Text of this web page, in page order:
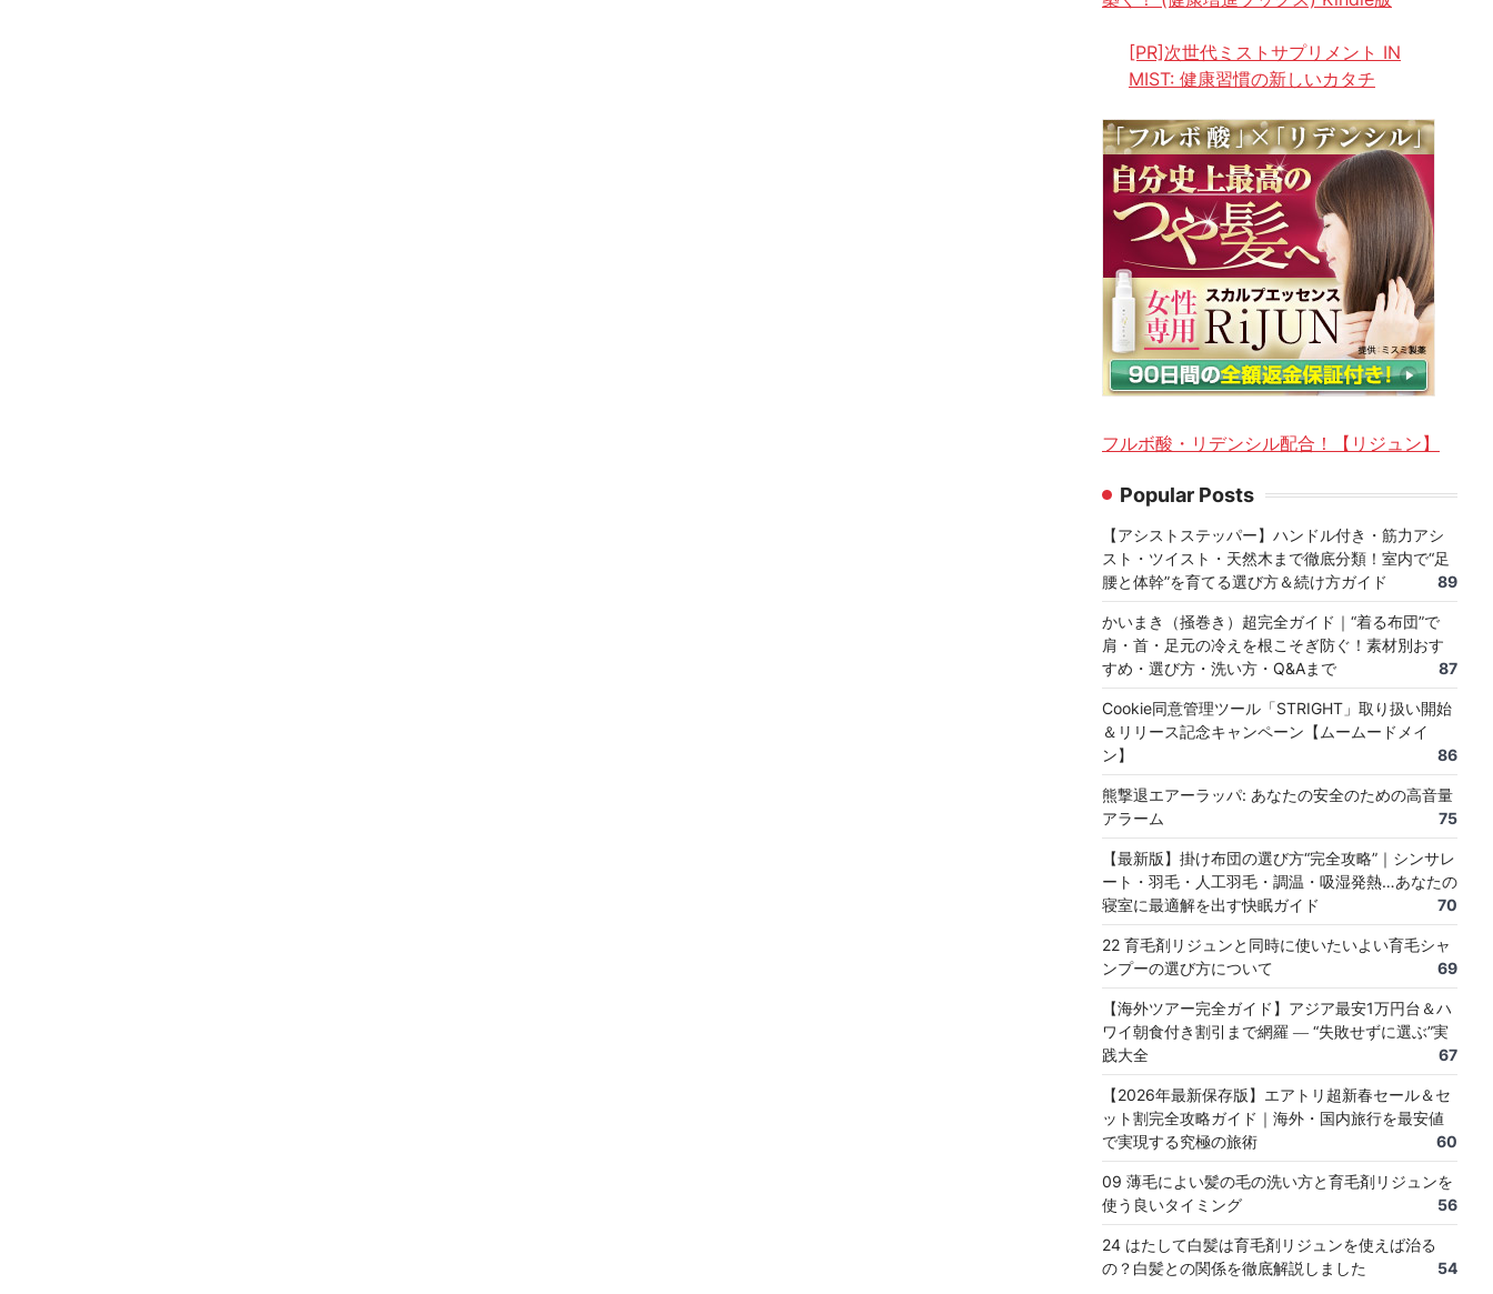
[PR]次世代ミストサプリメント IN
MIST: 健康習慣の新しいカタチ
フルボ酸・リデンシル配合！【リジュン】
Popular Posts
【アシストステッパー】ハンドル付き・筋力アシ
スト・ツイスト・天然木まで徹底分類！室内で“足
腰と体幹”を育てる選び方＆続け方ガイド
89
かいまき（掻巻き）超完全ガイド｜“着る布団”で
肩・首・足元の冷えを根こそぎ防ぐ！素材別おす
すめ・選び方・洗い方・Q&Aまで
87
Cookie同意管理ツール「STRIGHT」取り扱い開始
＆リリース記念キャンペーン【ムームードメイ
ン】
86
熊撃退エアーラッパ: あなたの安全のための高音量
アラーム
75
【最新版】掛け布団の選び方“完全攻略”｜シンサレ
ート・羽毛・人工羽毛・調温・吸湿発熱…あなたの
寝室に最適解を出す快眠ガイド
70
22 育毛剤リジュンと同時に使いたいよい育毛シャ
ンプーの選び方について
69
【海外ツアー完全ガイド】アジア最安1万円台＆ハ
ワイ朝食付き割引まで網羅 ― “失敗せずに選ぶ”実
践大全
67
【2026年最新保存版】エアトリ超新春セール＆セ
ット割完全攻略ガイド｜海外・国内旅行を最安値
で実現する究極の旅術
60
09 薄毛によい髪の毛の洗い方と育毛剤リジュンを
使う良いタイミング
56
24 はたして白髪は育毛剤リジュンを使えば治る
の？白髪との関係を徹底解説しました
54